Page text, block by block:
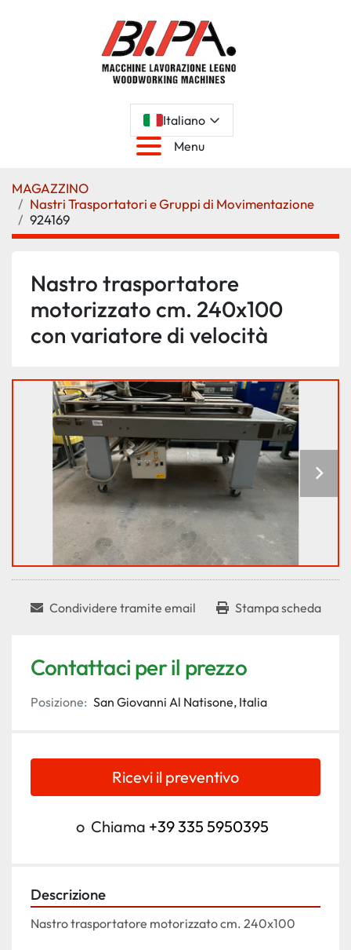
Italiano
Menu
MAGAZZINO
Nastri Trasportatori e Gruppi di Movimentazione
924169
Nastro trasportatore
motorizzato cm. 240x100
con variatore di velocità
Condividere tramite email Stampa scheda
Contattaci per il prezzo
Posizione: San Giovanni Al Natisone, Italia
Ricevi il preventivo
o Chiama +39 335 5950395
Descrizione
Nastro trasportatore motorizzato cm. 240x100